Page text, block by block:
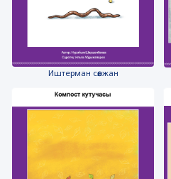
Иштерман сөөлжан